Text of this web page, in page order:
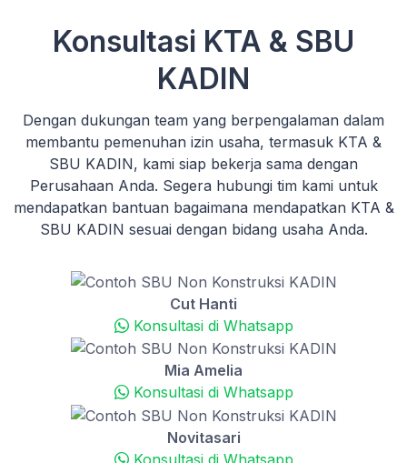
Konsultasi KTA & SBU
KADIN
Dengan dukungan team yang berpengalaman dalam
membantu pemenuhan izin usaha, termasuk KTA &
SBU KADIN, kami siap bekerja sama dengan
Perusahaan Anda. Segera hubungi tim kami untuk
mendapatkan bantuan bagaimana mendapatkan KTA &
SBU KADIN sesuai dengan bidang usaha Anda.
Cut Hanti
Konsultasi di Whatsapp
Mia Amelia
Konsultasi di Whatsapp
Novitasari
Konsultasi di Whatsapp